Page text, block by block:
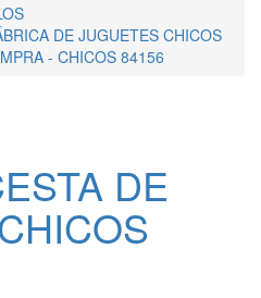
DE JUGUETES CHICOS
- CHICOS 84156
DE